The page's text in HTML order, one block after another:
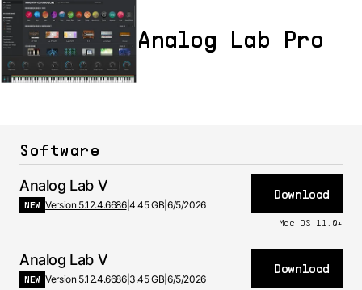
Analog Lab Pro
Software
Analog Lab V
NEW Version 5.12.4.6686|4.45 GB 6/5/2026
Download
Mac OS 11.0+
Analog Lab V
NEW Version 5.12.4.6686| 3.45 GB 6/5/2026
Download